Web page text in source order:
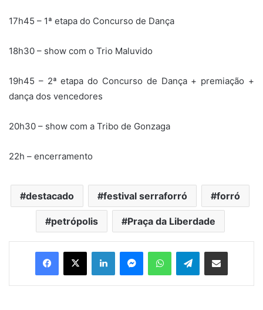
17h45 – 1ª etapa do Concurso de Dança
18h30 – show com o Trio Maluvido
19h45 – 2ª etapa do Concurso de Dança + premiação +
dança dos vencedores
20h30 – show com a Tribo de Gonzaga
22h – encerramento
destacado festival serraforró forró
petrópolis Praça da Liberdade
Telegram